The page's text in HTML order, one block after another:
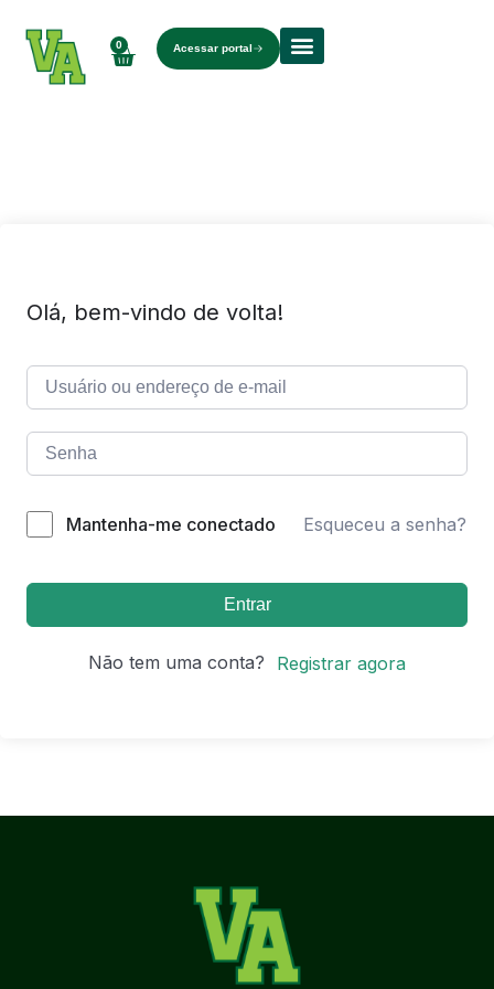
0 Acessar portal
Olá, bem-vindo de volta!
Mantenha-me conectado Esqueceu a senha?
Entrar
Não tem uma conta? Registrar agora